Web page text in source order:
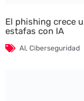
El phishing crece
estafas con IA
AI, Ciberseguridad